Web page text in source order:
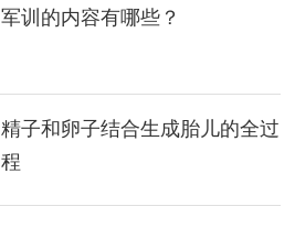
军训的内容有哪些？
精子和卵子结合生成胎儿的全过
程